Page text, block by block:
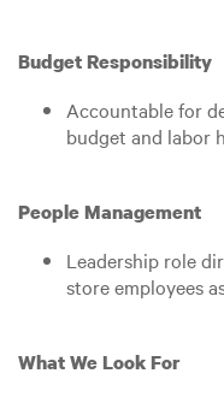
Budget Responsibility
Accountable for
budget and labor
People Management
Leadership role
store employees
What We Look For